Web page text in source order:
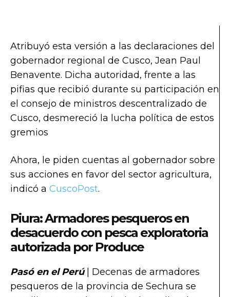
Atribuyó esta versión a las declaraciones del
gobernador regional de Cusco, Jean Paul
Benavente. Dicha autoridad, frente a las
pifias que recibió durante su participación en
el consejo de ministros descentralizado de
Cusco, desmereció la lucha política de estos
gremios
Ahora, le piden cuentas al gobernador sobre
sus acciones en favor del sector agricultura,
indicó a CuscoPost.
Piura: Armadores pesqueros en
desacuerdo con pesca exploratoria
autorizada por Produce
Pasó en el Perú| Decenas de armadores
pesqueros de la provincia de Sechura se